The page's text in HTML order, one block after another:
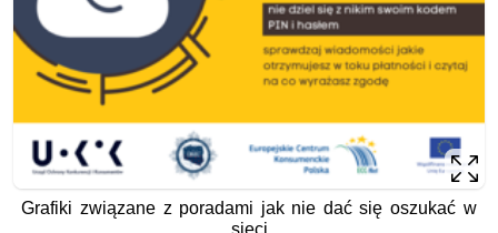
Grafiki związane z poradami jak nie dać się oszukać w
sieci